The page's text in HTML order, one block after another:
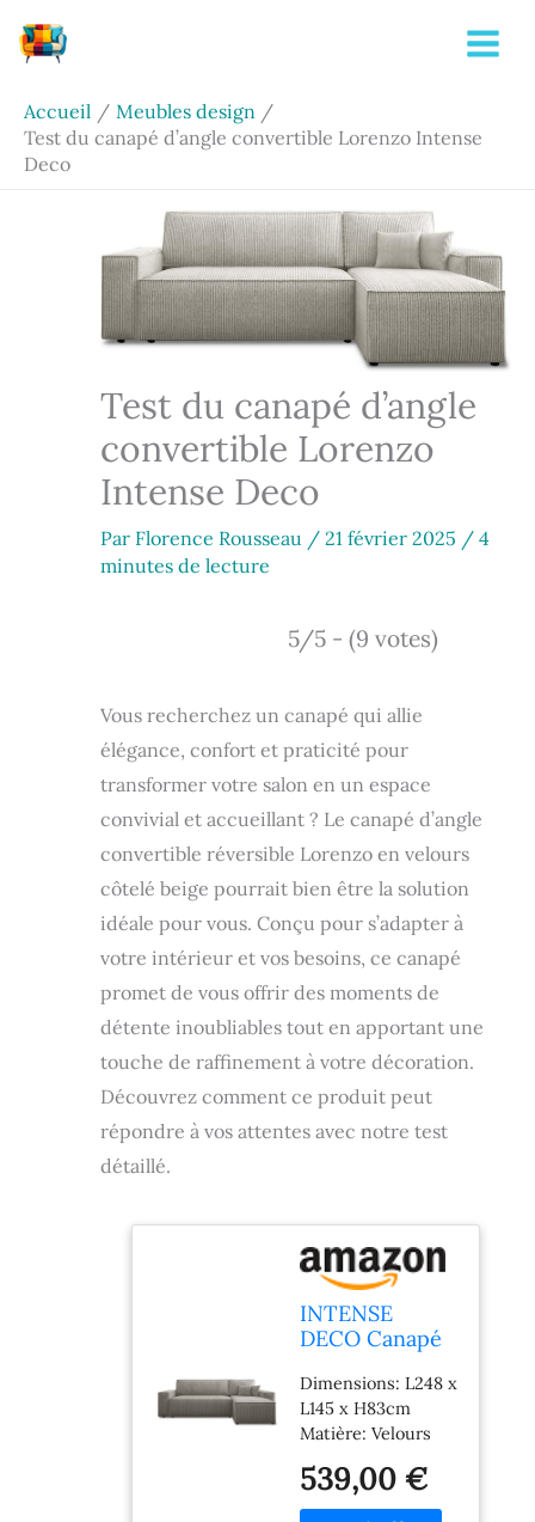
au
Accueil
Meubles design
Test du canapé d’angle convertible Lorenzo Intense
Deco
Test du canapé d’angle
convertible Lorenzo
Intense Deco
Par Florence Rousseau / 21 février 2025 / 4
minutes de lecture
5/5 - (9 votes)
Vous recherchez un canapé qui allie
élégance, confort et praticité pour
transformer votre salon en un espace
convivial et accueillant ? Le canapé d’angle
convertible réversible Lorenzo en velours
côtelé beige pourrait bien être la solution
idéale pour vous. Conçu pour s’adapter à
votre intérieur et vos besoins, ce canapé
promet de vous offrir des moments de
détente inoubliables tout en apportant une
touche de raffinement à votre décoration.
Découvrez comment ce produit peut
répondre à vos attentes avec notre test
détaillé.
INTENSE
DECO Canapé
Convertible
réversible
Lorenzo en
Velours côtelé
Taupe
Dimensions: L248 x
L145 x H83cm
Matière: Velours
Polyester) Livraison
en France
539,00 €
Rechercher